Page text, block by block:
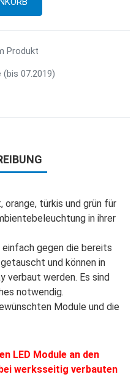
Produkt
(bis 07.2019)
orange, türkis und grün für
in ihrer
einfach gegen die bereits
und können in
verbaut werden. Es sind
notwendig.
Module und die
LED Module an den
werksseitig verbauten